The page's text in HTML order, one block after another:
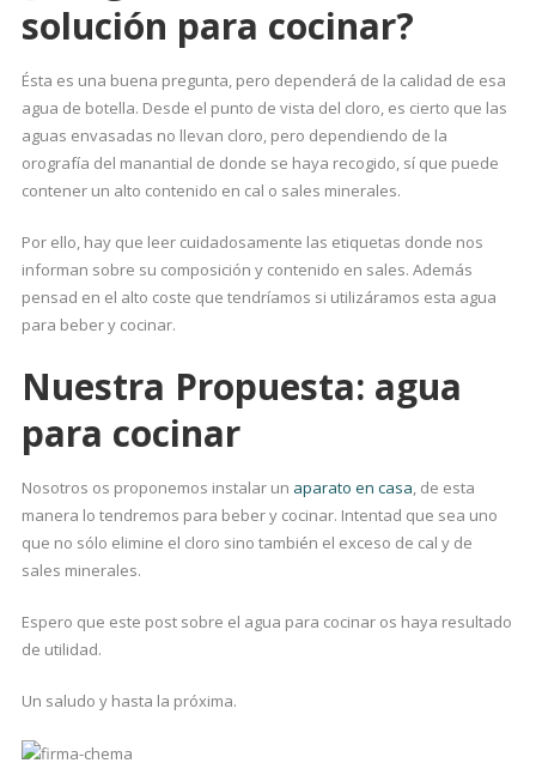
solución para cocinar?
Ésta es una buena pregunta, pero dependerá de la calidad de esa
agua de botella. Desde el punto de vista del cloro, es cierto que las
aguas envasadas no llevan cloro, pero dependiendo de la
orografía del manantial de donde se haya recogido, sí que puede
contener un alto contenido en cal o sales minerales.
Por ello, hay que leer cuidadosamente las etiquetas donde nos
informan sobre su composición y contenido en sales. Además
pensad en el alto coste que tendríamos si utilizáramos esta agua
para beber y cocinar.
Nuestra Propuesta: agua
para cocinar
Nosotros os proponemos instalar un aparato en casa, de esta
manera lo tendremos para beber y cocinar. Intentad que sea uno
que no sólo elimine el cloro sino también el exceso de cal y de
sales minerales.
Espero que este post sobre el agua para cocinar os haya resultado
de utilidad.
Un saludo y hasta la próxima.